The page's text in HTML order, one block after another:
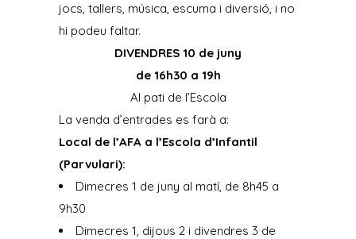
jocs, tallers, música, escuma i diversió, i no
hi podeu faltar.
DIVENDRES 10 de juny
de 16h30 a 19h
Al pati de l’Escola
La venda d’entrades es farà a:
Local de l’AFA a l’Escola d’Infantil
(Parvulari):
Dimecres 1 de juny al matí, de 8h45 a
9h30
Dimecres 1, dijous 2 i divendres 3 de